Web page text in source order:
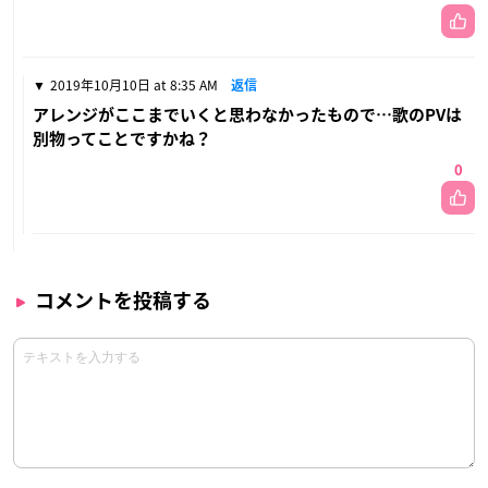
2019年10月10日 at 8:35 AM 返信
アレンジがここまでいくと思わなかったもので…歌のPVは
別物ってことですかね？
0
コメントを投稿する